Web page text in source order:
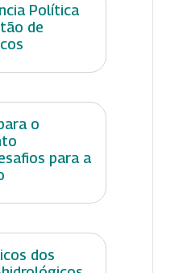
Política
de
o
para a
dos